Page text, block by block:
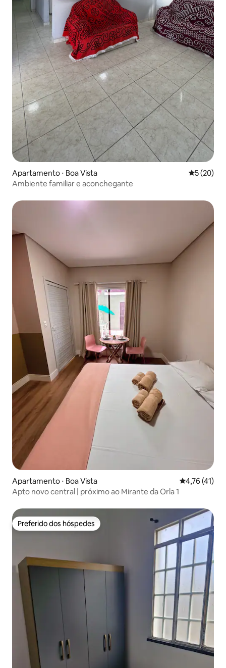
Apartamento ⋅ Boa Vista 5 de uma
5 (20)
Ambiente familiar e aconchegante
Apartamento ⋅ Boa Vista 4,76 de uma
4,76 (41)
Apto novo central | próximo ao Mirante da Orla 1
Preferido dos hóspedes
Preferido dos hóspedes